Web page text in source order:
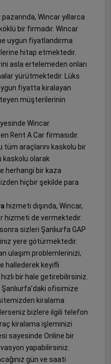
Wincar yıllarca
bir firmadır. Wincar
uygun fiyatlandırma
hitap etmektedir.
asla ertelemeden onları
yürütmektedir. Lüks
fiyatta kiralayan
müşterilerinin
Wincar
Rent A Car firmasıdır.
araçlarını kaskolu bir
kaskolu olarak
herhangi bir kaza
hiçbir şekilde para
hizmeti dışında, Wincar,
hizmeti de vermektedir.
sizleri Şanlıurfa GAP
yere götürmektedir.
ulaşım problemlerinizi,
hallederek keyifli
bir hale getirebilirsiniz.
ofisimize
kiralama
bizlere ilgili telefon
kiralama işleminizi
sayesinde Online bir
yapabilirsiniz.
gün ve saati